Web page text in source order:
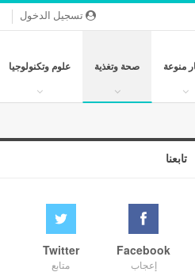
تسجيل الدخول
منوعة صحة وتغذية علوم وتكنولوجيا
تابعنا
Facebook
إعجاب
Twitter
متابع